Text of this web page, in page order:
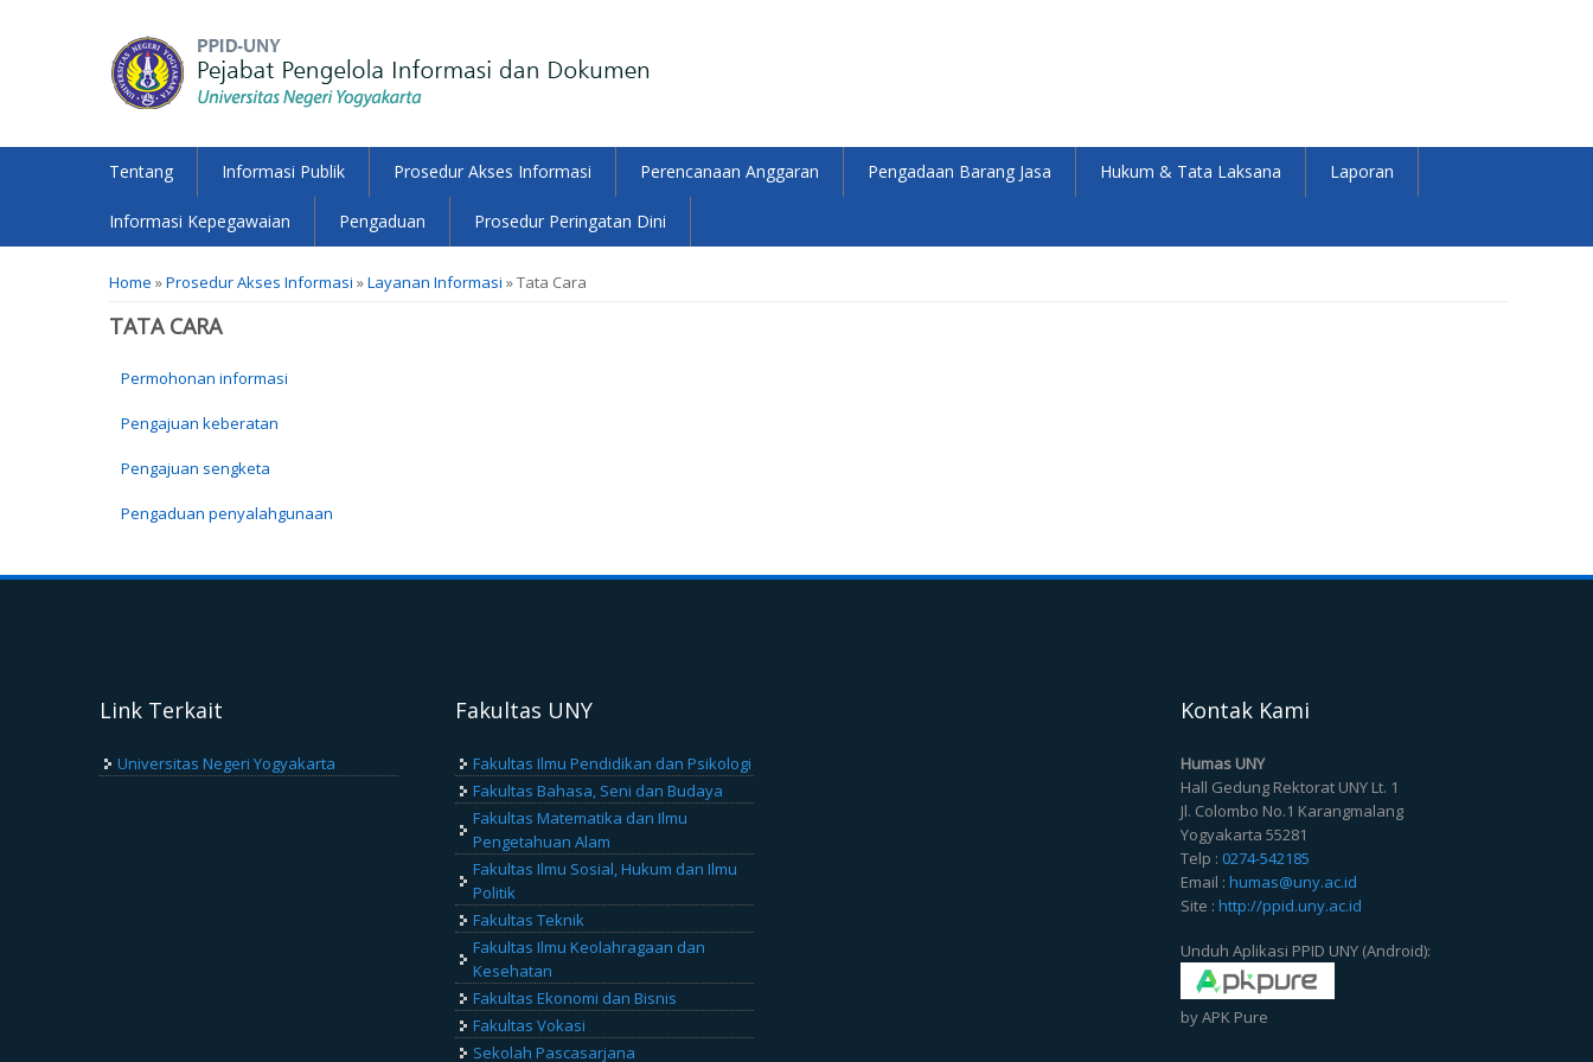
Tentang Informasi Publik Prosedur Akses Informasi Perencanaan Anggaran Pengadaan Barang Jasa Hukum & Tata Laksana Laporan
Informasi Kepegawaian Pengaduan Prosedur Peringatan Dini
You are here
Home »Prosedur Akses Informasi »Layanan Informasi » Tata Cara
TATA CARA
Permohonan informasi
Pengajuan keberatan
Pengajuan sengketa
Pengaduan penyalahgunaan
Link Terkait
Universitas Negeri Yogyakarta
Fakultas UNY
Fakultas Ilmu Pendidikan dan Psikologi
Fakultas Bahasa, Seni dan Budaya
Fakultas Matematika dan Ilmu
Pengetahuan Alam
Fakultas Ilmu Sosial, Hukum dan Ilmu
Politik
Fakultas Teknik
Fakultas Ilmu Keolahragaan dan
Kesehatan
Fakultas Ekonomi dan Bisnis
Fakultas Vokasi
Sekolah Pascasarjana
Kontak Kami
Humas UNY
Hall Gedung Rektorat UNY Lt. 1
Jl. Colombo No.1 Karangmalang
Yogyakarta 55281
Telp : 0274-542185
Email : humas@uny.ac.id
Site : http://ppid.uny.ac.id
Unduh Aplikasi PPID UNY (Android):
by APK Pure